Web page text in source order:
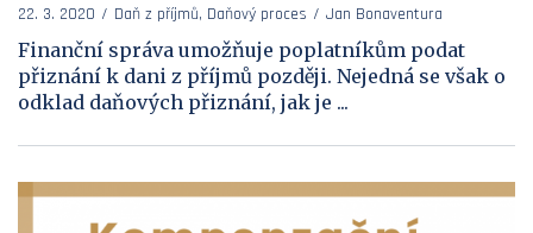
22. 3. 2020 Daň z příjmů, Daňový proces Jan Bonaventura
Finanční správa umožňuje poplatníkům podat
přiznání k dani z příjmů později. Nejedná se však o
odklad daňových přiznání, jak je ...